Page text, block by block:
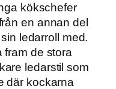
kökschefer
en annan del
ledarroll med.
fram de stora
ledarstil som
där kockarna